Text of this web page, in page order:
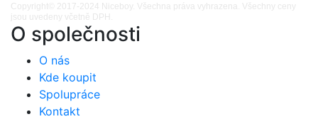
O společnosti
O nás
Kde koupit
Spolupráce
Kontakt
Copyright© 2017-2024 Niceboy. Všechna práva vyhrazena. Všechny ceny
jsou uvedeny včetně DPH.